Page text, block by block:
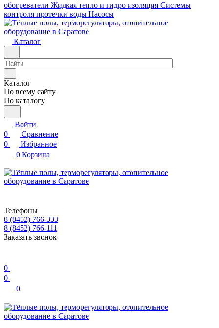
обогреватели Жидкая тепло и гидро изоляция Системы
контроля протечки воды Насосы
Каталог
Каталог
По всему сайту
По каталогу
Войти
0
Сравнение
0
Избранное
0 Корзина
Телефоны
8 (8452) 766-333
8 (8452) 766-111
Заказать звонок
0
0
0